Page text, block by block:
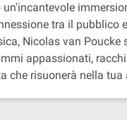
tra il
Nicolas van
appassionati,
che risuonerà nella